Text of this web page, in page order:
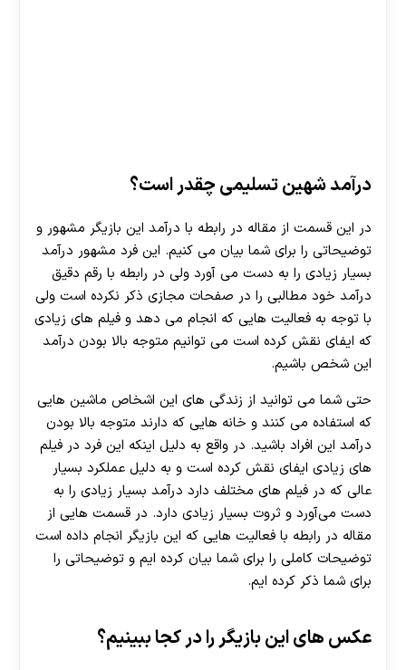
درآمد شهین تسلیمی چقدر است؟
در این قسمت از مقاله در رابطه با درآمد این بازیگر مشهور و
توضیحاتی را برای شما بیان می کنیم. این فرد مشهور درآمد
بسیار زیادی را به دست می آورد ولی در رابطه با رقم دقیق
درآمد خود مطالبی را در صفحات مجازی ذکر نکرده است ولی
با توجه به فعالیت هایی که انجام می دهد و فیلم های زیادی
که ایفای نقش کرده است می ‌توانیم متوجه بالا بودن درآمد
این شخص باشیم.
حتی شما می توانید از زندگی های این اشخاص ماشین هایی
که استفاده می کنند و خانه هایی که دارند متوجه بالا بودن
درآمد این افراد باشید. در واقع به دلیل اینکه این فرد در فیلم
‌های زیادی ایفای نقش کرده است و به دلیل عملکرد بسیار
عالی که در فیلم های مختلف دارد درآمد بسیار زیادی را به
دست می‌آورد و ثروت بسیار زیادی دارد. در قسمت هایی از
مقاله در رابطه با فعالیت هایی که این بازیگر انجام داده است
توضیحات کاملی را برای شما بیان کرده ایم و توضیحاتی را
برای شما ذکر کرده ایم.
عکس های این بازیگر را در کجا ببینیم؟